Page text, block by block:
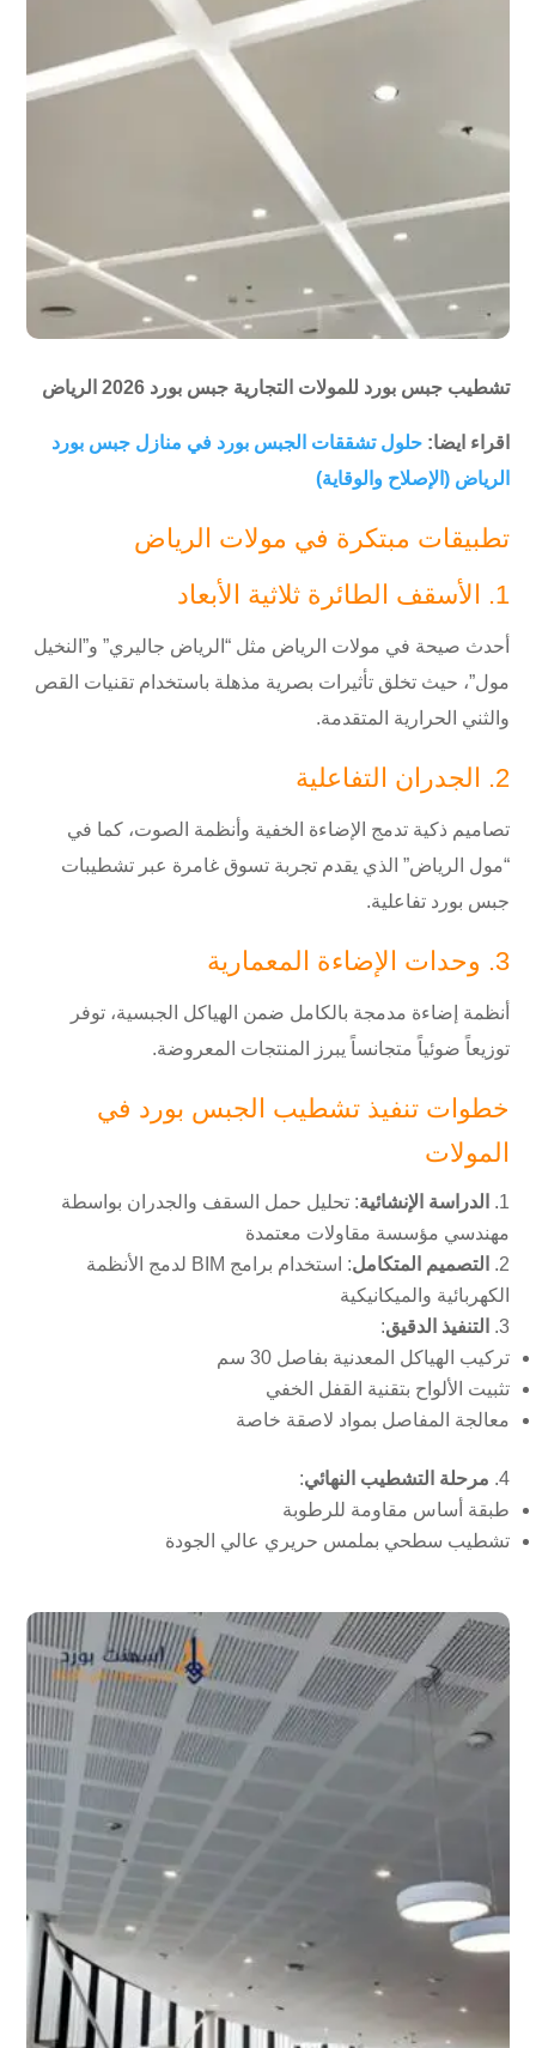
تشطيب جبس بورد للمولات التجارية جبس بورد 2026 الرياض
اقراء ايضا:حلول تشققات الجبس بورد في منازل جبس بورد
الرياض (الإصلاح والوقاية)
تطبيقات مبتكرة في مولات الرياض
1. الأسقف الطائرة ثلاثية الأبعاد
أحدث صيحة في مولات الرياض مثل “الرياض جاليري” و”النخيل
مول”، حيث تخلق تأثيرات بصرية مذهلة باستخدام تقنيات القص
والثني الحرارية المتقدمة.
2. الجدران التفاعلية
تصاميم ذكية تدمج الإضاءة الخفية وأنظمة الصوت، كما في
“مول الرياض” الذي يقدم تجربة تسوق غامرة عبر تشطيبات
جبس بورد تفاعلية.
3. وحدات الإضاءة المعمارية
أنظمة إضاءة مدمجة بالكامل ضمن الهياكل الجبسية، توفر
توزيعاً ضوئياً متجانساً يبرز المنتجات المعروضة.
خطوات تنفيذ تشطيب الجبس بورد في
المولات
الدراسة الإنشائية: تحليل حمل السقف والجدران بواسطة
مهندسي مؤسسة مقاولات معتمدة
التصميم المتكامل
: استخدام برامج BIM لدمج الأنظمة
الكهربائية والميكانيكية
التنفيذ الدقيق:
تركيب الهياكل المعدنية بفاصل 30 سم
تثبيت الألواح بتقنية القفل الخفي
معالجة المفاصل بمواد لاصقة خاصة
مرحلة التشطيب النهائي:
طبقة أساس مقاومة للرطوبة
تشطيب سطحي بملمس حريري عالي الجودة